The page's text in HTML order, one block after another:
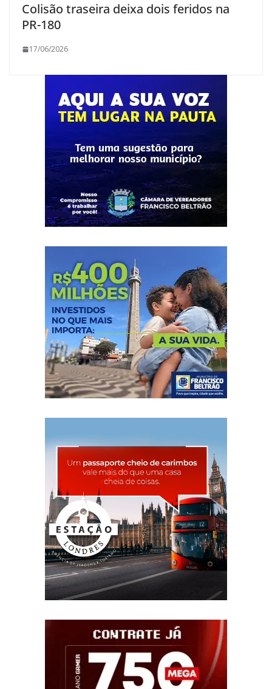
Colisão traseira deixa dois feridos na
PR-180
17/06/2026